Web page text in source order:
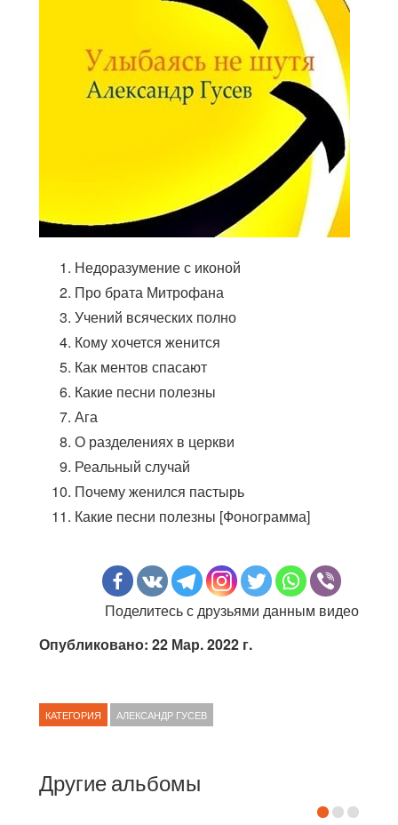
Недоразумение с иконой
Про брата Митрофана
Учений всяческих полно
Кому хочется женится
Как ментов спасают
Какие песни полезны
Ага
О разделениях в церкви
Реальный случай
Почему женился пастырь
Какие песни полезны [Фонограмма]
Поделитесь с друзьями данным видео
Опубликовано: 22 Мар. 2022 г.
КАТЕГОРИЯ АЛЕКСАНДР ГУСЕВ
Другие альбомы